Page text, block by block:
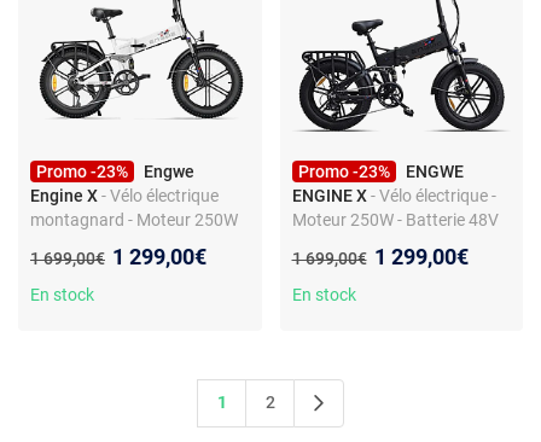
Promo -23%
Engwe
Engine X- Vélo électrique
montagnard - Moteur 250W
Freins à disque
Ancien prix :
1 699,00€ Nouveau prix :
1 299,00€
En stock
Promo -23%
ENGWE
ENGINE X - Vélo électrique -
Moteur 250W - Batterie 48V
Freins à disque
Ancien prix :
1 699,00€ Nouveau prix :
1 299,00€
En stock
1 2